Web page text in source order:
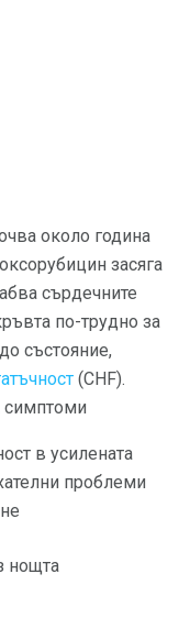
около година
засяга
сърдечните
по-трудно за
състояние,
(CHF).
симптоми
в усилената
проблеми
нощта